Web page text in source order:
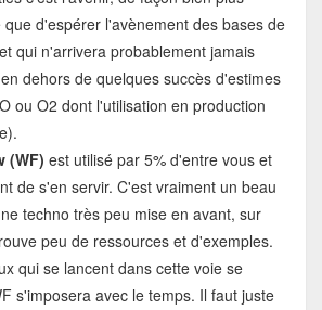
d'espérer l'avènement des bases de
qui n'arrivera probablement jamais
dehors de quelques succès d'estimes
ou O2 dont l'utilisation en production
(WF) est utilisé par 5% d'entre vous et
de s'en servir. C'est vraiment un beau
techno très peu mise en avant, sur
peu de ressources et d'exemples.
qui se lancent dans cette voie se
s'imposera avec le temps. Il faut juste